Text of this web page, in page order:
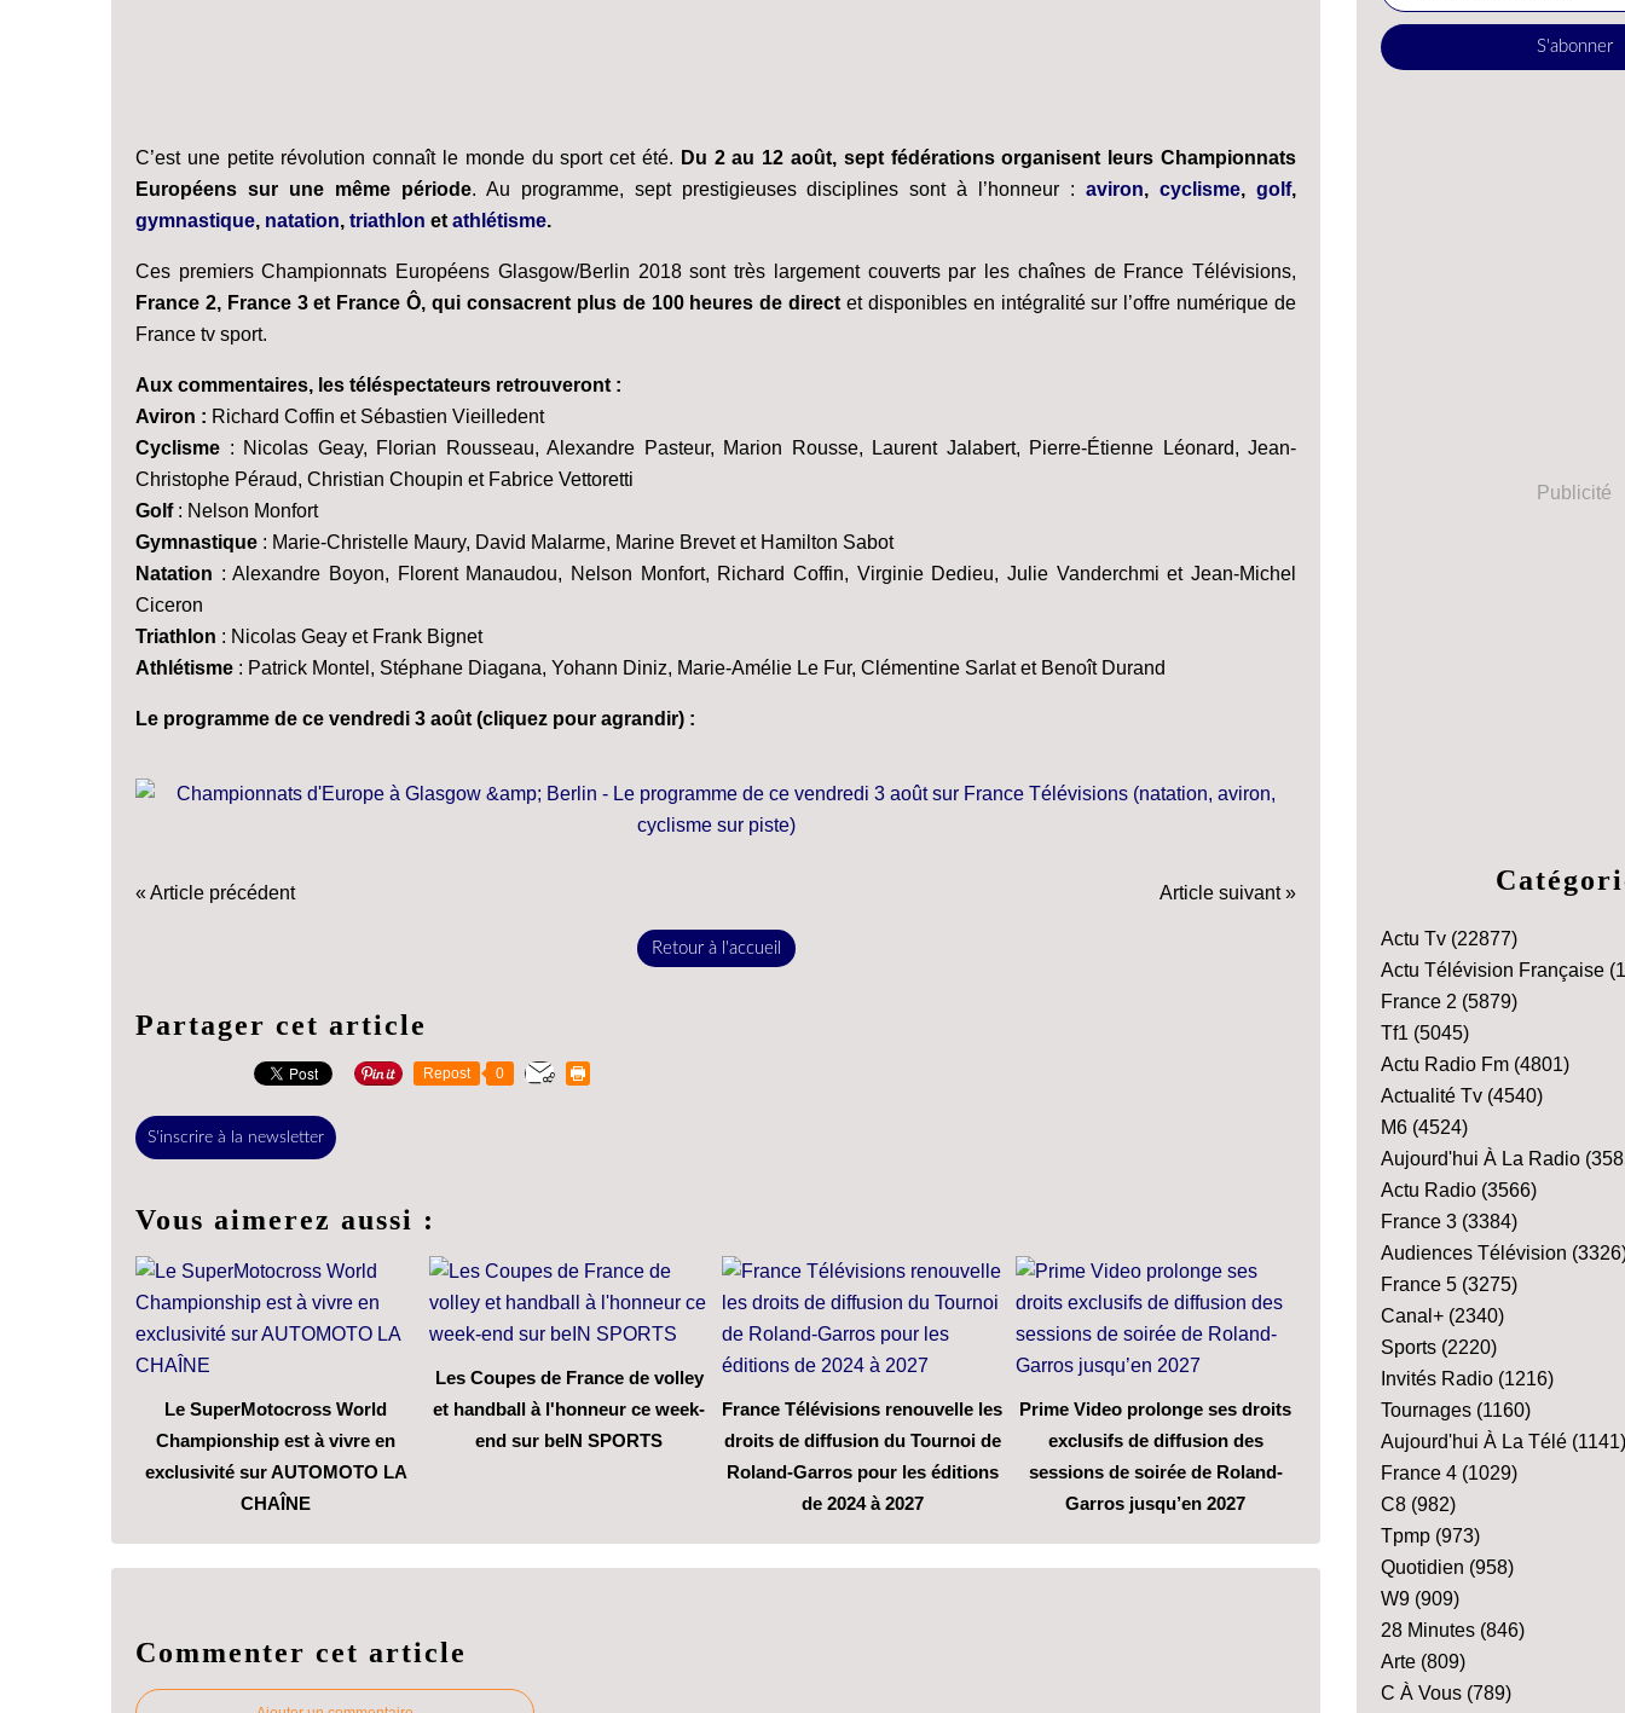
C’est une petite révolution connaît le monde du sport cet été. Du 2 au 12 août, sept fédérations organisent leurs Championnats
Européens sur une même période. Au programme, sept prestigieuses disciplines sont à l’honneur :aviron,cyclisme, golf,
gymnastique, natation, triathlon et athlétisme.
Ces premiers Championnats Européens Glasgow/Berlin 2018 sont très largement couverts par les chaînes de France Télévisions,
France 2, France 3 et France Ô, qui consacrent plus de 100 heures de direct et disponibles en intégralité sur l’offre numérique de
France tv sport.
Aux commentaires, les téléspectateurs retrouveront :
Aviron : Richard Coffin et Sébastien Vieilledent
Cyclisme : Nicolas Geay, Florian Rousseau, Alexandre Pasteur, Marion Rousse, Laurent Jalabert, Pierre-Étienne Léonard, Jean-
Christophe Péraud, Christian Choupin et Fabrice Vettoretti
Golf : Nelson Monfort
Gymnastique : Marie-Christelle Maury, David Malarme, Marine Brevet et Hamilton Sabot
Natation : Alexandre Boyon, Florent Manaudou, Nelson Monfort, Richard Coffin, Virginie Dedieu, Julie Vanderchmi et Jean-Michel
Ciceron
Triathlon : Nicolas Geay et Frank Bignet
Athlétisme : Patrick Montel, Stéphane Diagana, Yohann Diniz, Marie-Amélie Le Fur, Clémentine Sarlat et Benoît Durand
Le programme de ce vendredi 3 août (cliquez pour agrandir) :
« Article précédent Article suivant »
Retour à l'accueil
Partager cet article
Repost 0
S'inscrire à la newsletter
Vous aimerez aussi :
Le SuperMotocross World
Championship est à vivre en
exclusivité sur AUTOMOTO LA
CHAÎNE
Les Coupes de France de volley
et handball à l'honneur ce week-
end sur beIN SPORTS
France Télévisions renouvelle les
droits de diffusion du Tournoi de
Roland-Garros pour les éditions
de 2024 à 2027
Prime Video prolonge ses droits
exclusifs de diffusion des
sessions de soirée de Roland-
Garros jusqu’en 2027
Commenter cet article
Actu Tv (22877)
Actu Télévision Française
France 2 (5879)
Tf1 (5045)
Actu Radio Fm (4801)
Actualité Tv (4540)
M6 (4524)
Aujourd'hui À La Radio
Actu Radio (3566)
France 3 (3384)
Audiences Télévision
France 5 (3275)
Canal+ (2340)
Sports (2220)
Invités Radio (1216)
Tournages (1160)
Aujourd'hui À La Télé (1141)
France 4 (1029)
C8 (982)
Tpmp (973)
Quotidien (958)
W9 (909)
28 Minutes (846)
Arte (809)
C À Vous (789)
Publicité